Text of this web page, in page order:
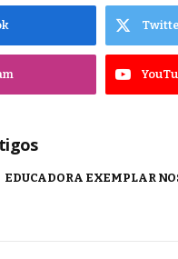
EDUCADORA EXEMPLAR